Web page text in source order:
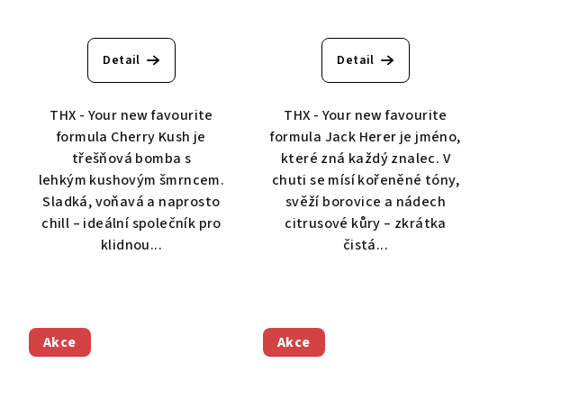
Detail
THX - Your new favourite
formula Cherry Kush je
třešňová bomba s
lehkým kushovým šmrncem.
Sladká, voňavá a naprosto
chill – ideální společník pro
klidnou...
Detail
THX - Your new favourite
formula Jack Herer je jméno,
které zná každý znalec. V
chuti se mísí kořeněné tóny,
svěží borovice a nádech
citrusové kůry – zkrátka
čistá...
Akce Akce